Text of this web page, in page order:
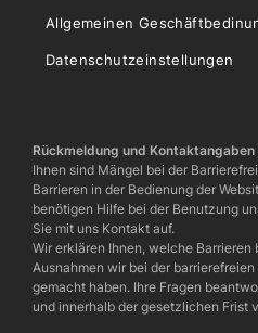
Allgemeinen
Datenschutzeinstellungen
Rückmeldung und
Ihnen sind Mängel bei der
Barrieren in der Bedienung der
benötigen Hilfe bei der Benutzung
Sie mit uns Kontakt auf.
Wir erklären Ihnen, welche
Ausnahmen wir bei der
gemacht haben. Ihre Fragen
und innerhalb der gesetzlichen Frist